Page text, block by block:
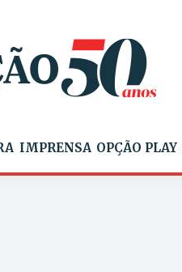
IMPRENSA OPÇÃO PLAY